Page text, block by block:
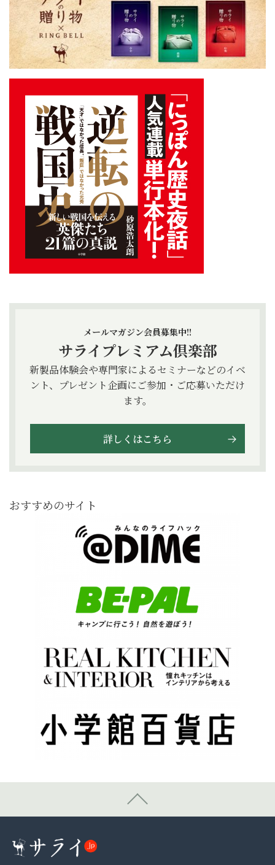
メールマガジン会員募集中!!
サライプレミアム倶楽部
新製品体験会や専門家によるセミナーなどのイベ
ント、プレゼント企画にご参加・ご応募いただけ
ます。
詳しくはこちら
おすすめのサイト